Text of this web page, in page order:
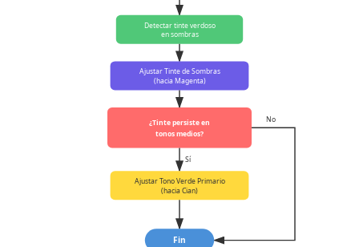
Detectar tinte verdoso
en sombras
Ajustar Tinte de Sombras
(hacia Magenta)
¿Tinte persiste en
tonos medios?
Sí
Ajustar Tono Verde Primario
(hacia Cian)
No
Fin